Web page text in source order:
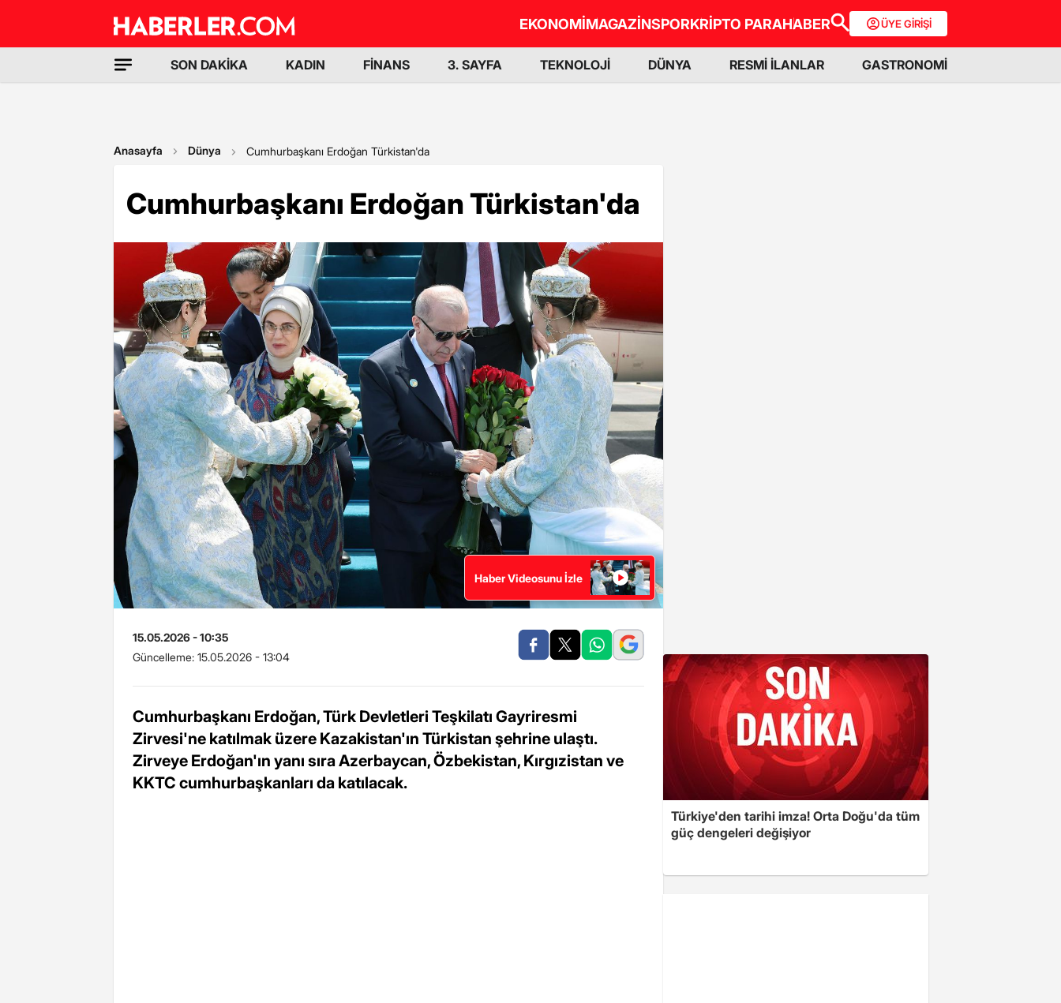
EKONOMİMAGAZİNSPORKRİPTO PARAHABER ÜYE GİRİŞİ
SON DAKİKA KADIN FİNANS 3. SAYFA TEKNOLOJİ DÜNYA RESMİ İLANLAR GASTRONOMİ
Anasayfa Dünya Cumhurbaşkanı Erdoğan Türkistan'da
Cumhurbaşkanı Erdoğan Türkistan'da
Haber Videosunu İzle
15.05.2026 - 10:35
Güncelleme: 15.05.2026 - 13:04
Cumhurbaşkanı Erdoğan, Türk Devletleri Teşkilatı Gayriresmi
Zirvesi'ne katılmak üzere Kazakistan'ın Türkistan şehrine ulaştı.
Zirveye Erdoğan'ın yanı sıra Azerbaycan, Özbekistan, Kırgızistan ve
KKTC cumhurbaşkanları da katılacak.
Türkiye'den tarihi imza! Orta Doğu'da tüm
güç dengeleri değişiyor